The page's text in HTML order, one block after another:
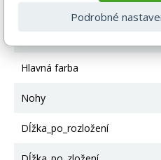
Hlavná farba
Nohy
Dĺžka_po_rozložení
Podrobné